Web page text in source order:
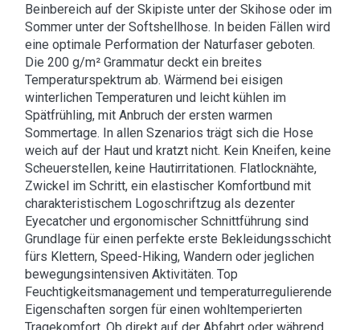
Beinbereich auf der Skipiste unter der Skihose oder im
Sommer unter der Softshellhose. In beiden Fällen wird
eine optimale Performation der Naturfaser geboten.
Die 200 g/m² Grammatur deckt ein breites
Temperaturspektrum ab. Wärmend bei eisigen
winterlichen Temperaturen und leicht kühlen im
Spätfrühling, mit Anbruch der ersten warmen
Sommertage. In allen Szenarios trägt sich die Hose
weich auf der Haut und kratzt nicht. Kein Kneifen, keine
Scheuerstellen, keine Hautirritationen. Flatlocknähte,
Zwickel im Schritt, ein elastischer Komfortbund mit
charakteristischem Logoschriftzug als dezenter
Eyecatcher und ergonomischer Schnittführung sind
Grundlage für einen perfekte erste Bekleidungsschicht
fürs Klettern, Speed-Hiking, Wandern oder jeglichen
bewegungsintensiven Aktivitäten. Top
Feuchtigkeitsmanagement und temperaturregulierende
Eigenschaften sorgen für einen wohltemperierten